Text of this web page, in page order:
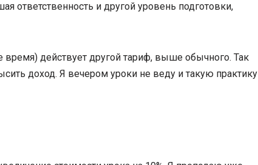
ответственность и другой уровень подготовки,
действует другой тариф, выше обычного. Так
доход. Я вечером уроки не веду и такую практику